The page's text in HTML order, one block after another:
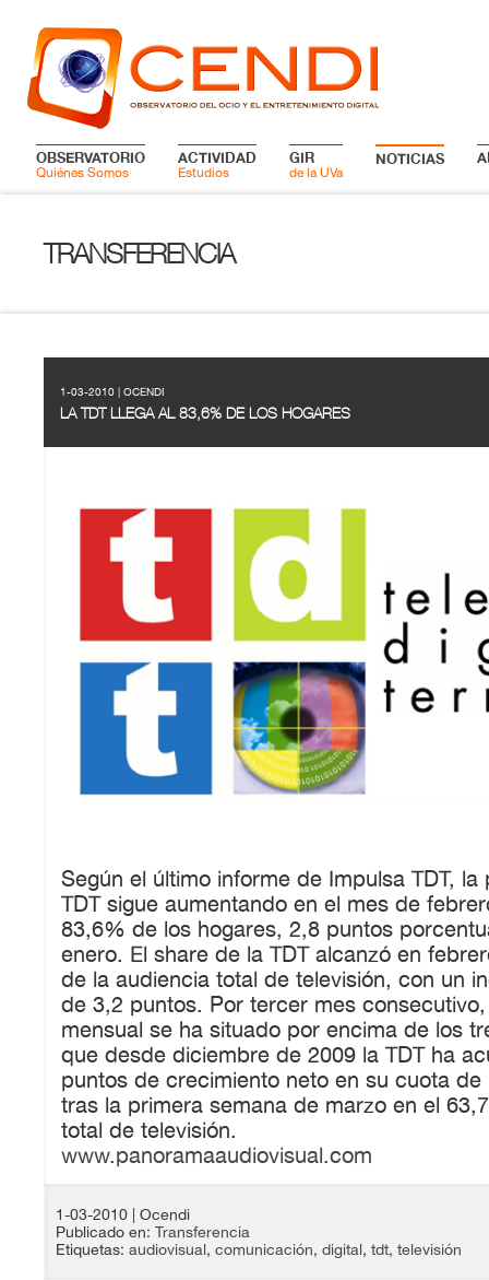
OBSERVATORIO
Quiénes Somos
ACTIVIDAD
Estudios
GIR
de la UVa
NOTICIAS
TRANSFERENCIA
1-03-2010 | OCENDI
LA TDT LLEGA AL 83,6% DE LOS HOGARES
Según el último informe de Impulsa TDT,
TDT sigue aumentando en el mes de
83,6% de los hogares, 2,8 puntos
enero. El share de la TDT alcanzó en
de la audiencia total de televisión, con un
de 3,2 puntos. Por tercer mes
mensual se ha situado por encima de los
que desde diciembre de 2009 la TDT ha
puntos de crecimiento neto en su cuota de
tras la primera semana de marzo en el
total de televisión.
www.panoramaaudiovisual.com
1-03-2010
| Ocendi
Publicado en: Transferencia
Etiquetas: audiovisual, comunicación, digital, tdt, televisión